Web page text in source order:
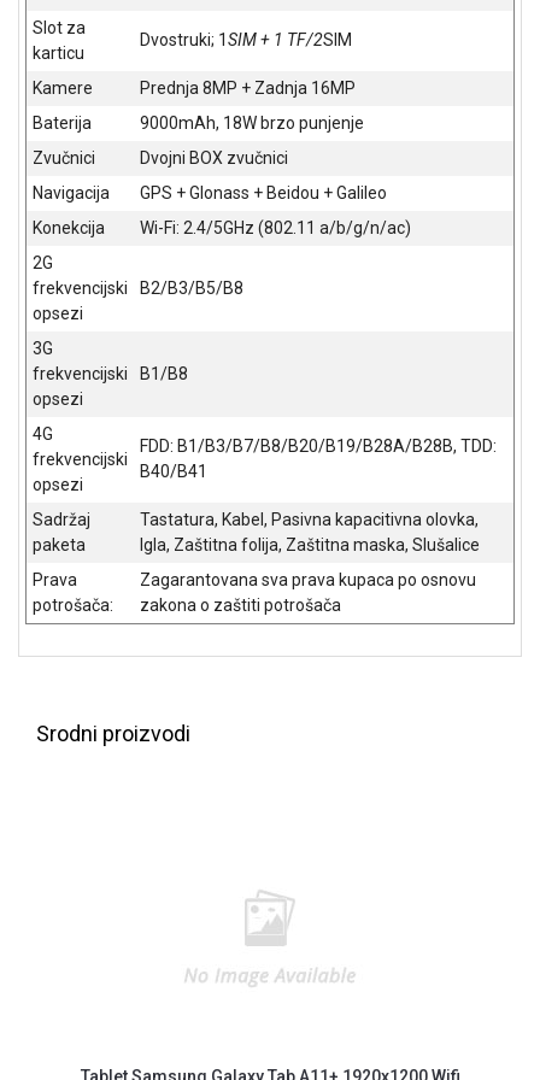
ALAT I
BAŠTA
OUTLET
IGRAČKE
Slot za
karticu
Dvostruki; 1SIM + 1 TF/2SIM
Kamere
Prednja 8MP + Zadnja 16MP
Baterija
9000mAh, 18W brzo punjenje
Zvučnici
Dvojni BOX zvučnici
Navigacija
GPS + Glonass + Beidou + Galileo
Konekcija
Wi-Fi: 2.4/5GHz (802.11 a/b/g/n/ac)
2G
frekvencijski
opsezi
B2/B3/B5/B8
3G
frekvencijski
opsezi
B1/B8
4G
frekvencijski
opsezi
FDD: B1/B3/B7/B8/B20/B19/B28A/B28B, TDD:
B40/B41
Sadržaj
paketa
Tastatura, Kabel, Pasivna kapacitivna olovka,
Igla, Zaštitna folija, Zaštitna maska, Slušalice
Prava
potrošača:
Zagarantovana sva prava kupaca po osnovu
zakona o zaštiti potrošača
Srodni proizvodi
Tablet Samsung Galaxy Tab A11+ 1920x1200 Wifi